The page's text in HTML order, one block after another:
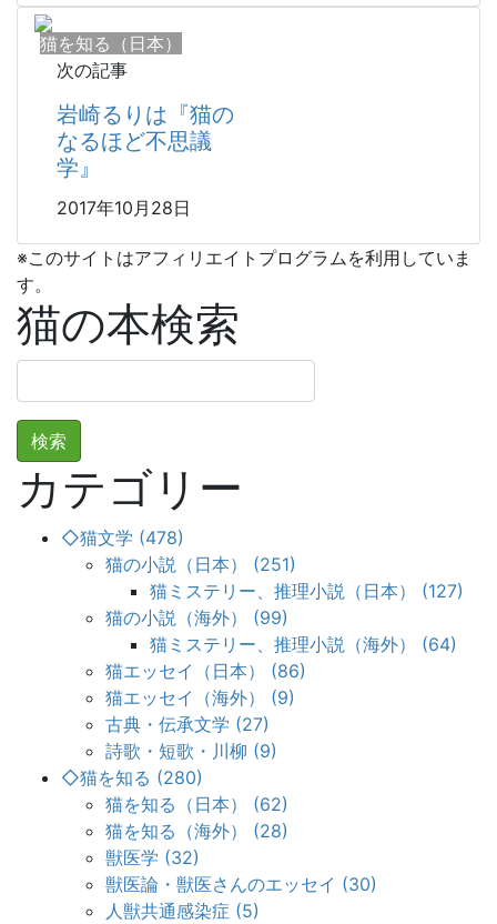
猫を知る（日本）
次の記事
岩崎るりは『猫の
なるほど不思議
学』
2017年10月28日
※このサイトはアフィリエイトプログラムを利用していま
す。
猫の本検索
索:
カテゴリー
◇猫文学 (478)
猫の小説（日本） (251)
猫ミステリー、推理小説（日本） (127)
猫の小説（海外） (99)
猫ミステリー、推理小説（海外） (64)
猫エッセイ（日本） (86)
猫エッセイ（海外） (9)
古典・伝承文学 (27)
詩歌・短歌・川柳 (9)
◇猫を知る (280)
猫を知る（日本） (62)
猫を知る（海外） (28)
獣医学 (32)
獣医論・獣医さんのエッセイ (30)
人獣共通感染症 (5)